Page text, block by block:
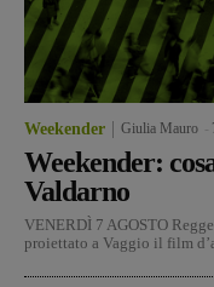
Weekender Giulia Mauro
Weekender:
Valdarno
VENERDÌ 7 AGOSTO
proiettato a Vaggio il film